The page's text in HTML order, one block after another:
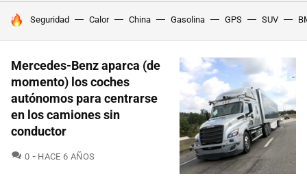
HOY SE HABLA DE
Seguridad Calor China Gasolina GPS SUV
Mercedes-Benz aparca (de
momento) los coches
autónomos para centrarse
en los camiones sin
conductor
0 COMENTARIOS
HACE 6 AÑOS